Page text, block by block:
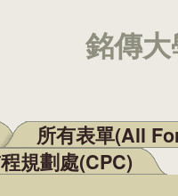
銘傳
所有表單(All
規劃處(CPC)